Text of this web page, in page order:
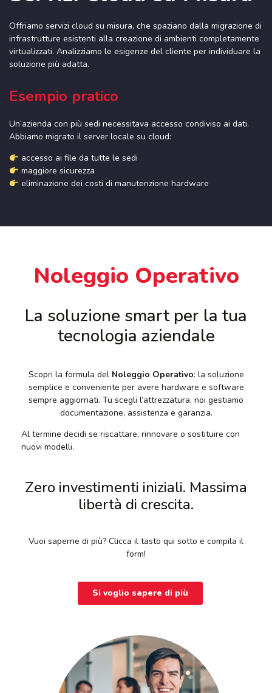
Offriamo servizi cloud su misura, che spaziano dalla migrazione di
infrastrutture esistenti alla creazione di ambienti completamente
virtualizzati. Analizziamo le esigenze del cliente per individuare la
soluzione più adatta.
Esempio pratico
Un’azienda con più sedi necessitava accesso condiviso ai dati.
Abbiamo migrato il server locale su cloud:
accesso ai file da tutte le sedi
maggiore sicurezza
eliminazione dei costi di manutenzione hardware
Noleggio Operativo
La soluzione smart per la tua
tecnologia aziendale
Scopri la formula del Noleggio Operativo: la soluzione
semplice e conveniente per avere hardware e software
sempre aggiornati. Tu scegli l’attrezzatura, noi gestiamo
documentazione, assistenza e garanzia.
Al termine decidi se riscattare, rinnovare o sostituire con
nuovi modelli.
Zero investimenti iniziali. Massima
libertà di crescita.
Vuoi saperne di più? Clicca il tasto qui sotto e compila il
form!
Si voglio sapere di più